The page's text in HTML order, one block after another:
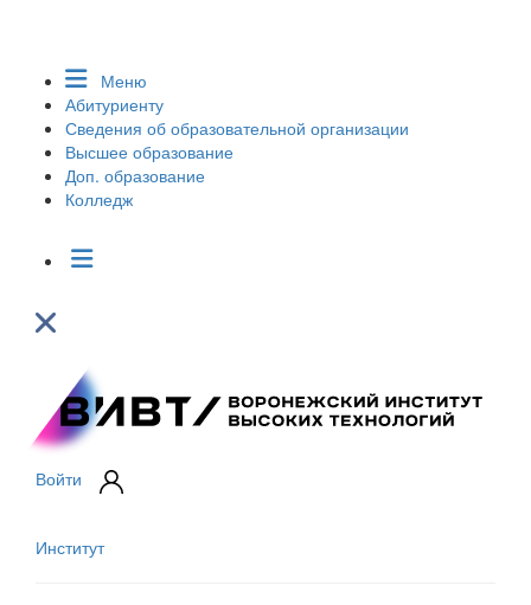
Меню
Абитуриенту
Сведения об образовательной организации
Высшее образование
Доп. образование
Колледж
Войти
Институт